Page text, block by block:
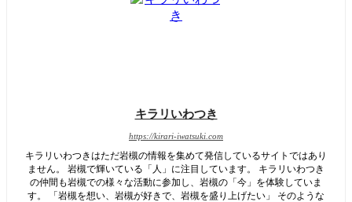
キラリいわつき
https://kirari-iwatsuki.com
キラリいわつきはただ岩槻の情報を集めて発信しているサイトではあり
ません。 岩槻で輝いている「人」に注目しています。 キラリいわつき
の仲間も岩槻での様々な活動に参加し、岩槻の「今」を体験していま
す。 「岩槻を想い、岩槻が好きで、岩槻を盛り上げたい」 そのような